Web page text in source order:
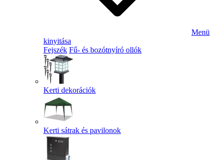
Menü
kinyitása
Fejszék Fű- és bozótnyíró ollók
Kerti dekorációk
Kerti sátrak és pavilonok